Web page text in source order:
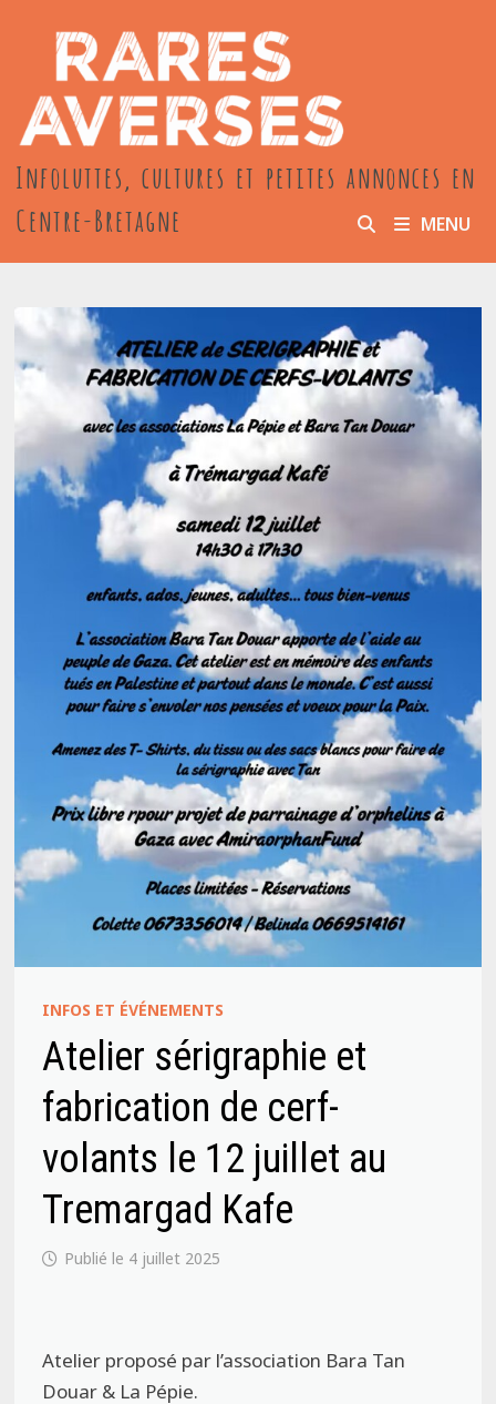
contenu
Infoluttes, cultures et petites annonces en
Centre-Bretagne
MENU
INFOS ET ÉVÉNEMENTS
Atelier sérigraphie et
fabrication de cerf-
volants le 12 juillet au
Tremargad Kafe
4 juillet 2025
Atelier proposé par l’association Bara Tan
Douar & La Pépie.